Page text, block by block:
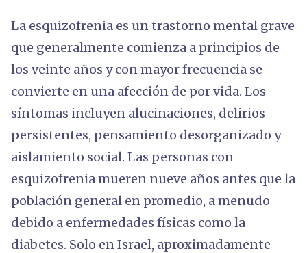
La esquizofrenia es un trastorno mental grave
que generalmente comienza a principios de
los veinte años y con mayor frecuencia se
convierte en una afección de por vida. Los
síntomas incluyen alucinaciones, delirios
persistentes, pensamiento desorganizado y
aislamiento social. Las personas con
esquizofrenia mueren nueve años antes que la
población general en promedio, a menudo
debido a enfermedades físicas como la
diabetes. Solo en Israel, aproximadamente